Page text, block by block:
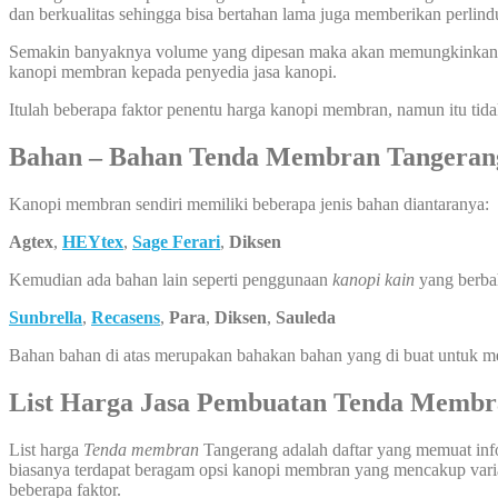
dan berkualitas sehingga bisa bertahan lama juga memberikan
Semakin banyaknya volume yang dipesan maka akan
kanopi membran kepada penyedia jasa kanopi.
Itulah beberapa faktor penentu harga kanopi membran, namun itu
Bahan – Bahan Tenda Membran
Kanopi membran sendiri memiliki beberapa jenis bahan diantaranya:
Agtex, HEYtex, Sage Ferari, Diksen
Kemudian ada bahan lain seperti penggunaan kanopi kain yang
Sunbrella, Recasens, Para, Diksen, Sauleda
Bahan bahan di atas merupakan bahakan bahan yang di buat untuk
List Harga Jasa Pembuatan Tenda
List harga Tenda membran Tangerang adalah daftar yang memuat
biasanya terdapat beragam opsi kanopi membran yang mencakup
beberapa faktor.